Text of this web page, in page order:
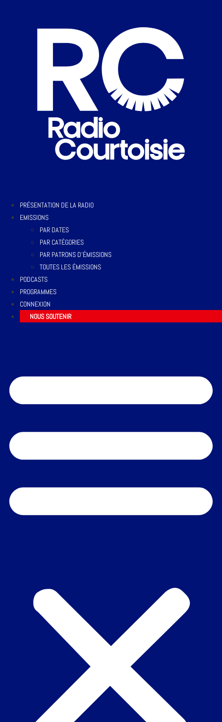
PRÉSENTATION DE LA RADIO
EMISSIONS
PAR DATES
PAR CATÉGORIES
PAR PATRONS D’ÉMISSIONS
TOUTES LES ÉMISSIONS
PODCASTS
PROGRAMMES
CONNEXION
NOUS SOUTENIR